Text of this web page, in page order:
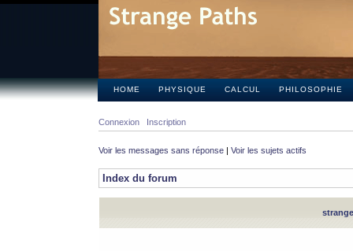
HOME PHYSIQUE CALCUL PHILOSOPHIE
Connexion Inscription
Voir les messages sans réponse | Voir les sujets actifs
Index du forum